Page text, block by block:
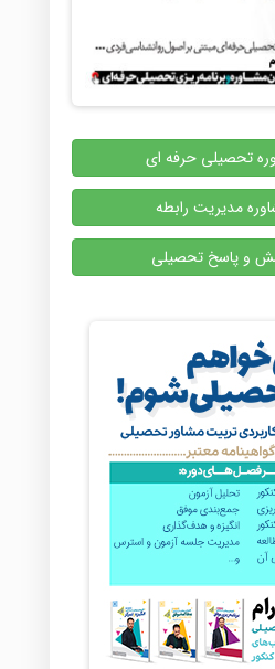
تحصیلی حرفه ای
مدیریت رابطه
و پاسخ تحصیلی